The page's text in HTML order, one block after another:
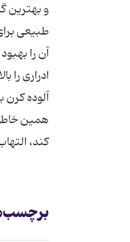
و بهترین
طبیعی
آن را
آلوده کرن
همین
کند،